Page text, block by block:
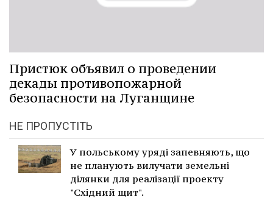
Пристюк объявил о проведении
декады противопожарной
безопасности на Луганщине
НЕ ПРОПУСТІТЬ
У польському уряді запевняють, що
не планують вилучати земельні
ділянки для реалізації проекту
"Східний щит".